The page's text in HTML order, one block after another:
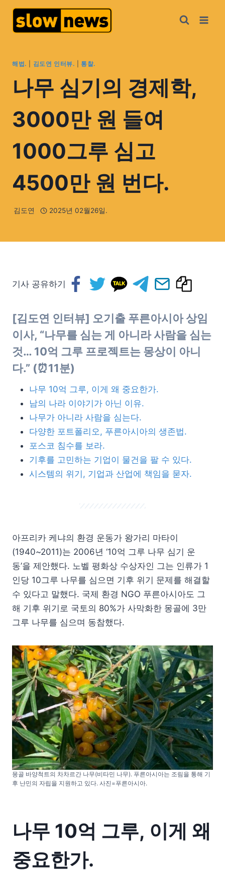
해법. 김도연 인터뷰. 통찰.
나무 심기의 경제학,
3000만 원 들여
1000그루 심고
4500만 원 번다.
김도연 2025년 02월26일.
기사 공유하기
[김도연 인터뷰] 오기출 푸른아시아 상임
이사, “나무를 심는 게 아니라 사람을 심는
것… 10억 그루 프로젝트는 몽상이 아니
다.” (⏰11분)
나무 10억 그루, 이게 왜 중요한가.
남의 나라 이야기가 아닌 이유.
나무가 아니라 사람을 심는다.
다양한 포트폴리오, 푸른아시아의 생존법.
포스코 침수를 보라.
기후를 고민하는 기업이 물건을 팔 수 있다.
시스템의 위기, 기업과 산업에 책임을 묻자.
아프리카 케냐의 환경 운동가 왕가리 마타이
(1940~2011)는 2006년 ‘10억 그루 나무 심기 운
동’을 제안했다. 노벨 평화상 수상자인 그는 인류가 1
인당 10그루 나무를 심으면 기후 위기 문제를 해결할
수 있다고 말했다. 국제 환경 NGO 푸른아시아도 그
해 기후 위기로 국토의 80%가 사막화한 몽골에 3만
그루 나무를 심으며 동참했다.
몽골 바양척트의 차차르간 나무(비타민 나무). 푸른아시아는 조림을 통해 기
후 난민의 자립을 지원하고 있다. 사진=푸른아시아.
나무 10억 그루, 이게 왜
중요한가.